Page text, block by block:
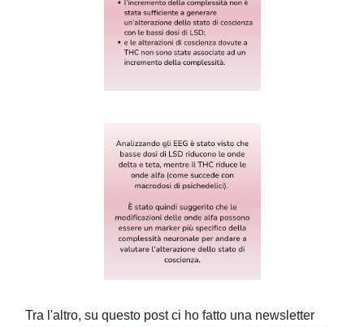
Tra l'altro, su questo post ci ho fatto una newsletter